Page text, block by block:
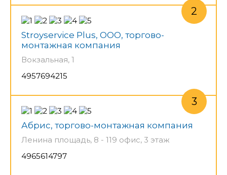
Stroyservice Plus, ООО, торгово-
монтажная компания
Вокзальная, 1
4957694215
Абрис, торгово-монтажная компания
Ленина площадь, 8 - 119 офис, 3 этаж
4965614797